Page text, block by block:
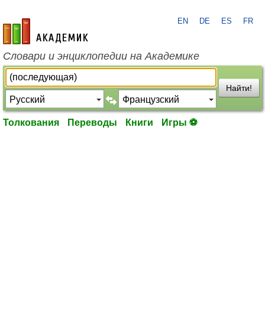
academic.ru
EN DE ES FR
Словари и энциклопедии на Академике
Найти!
Толкования Переводы Книги Игры ⚽